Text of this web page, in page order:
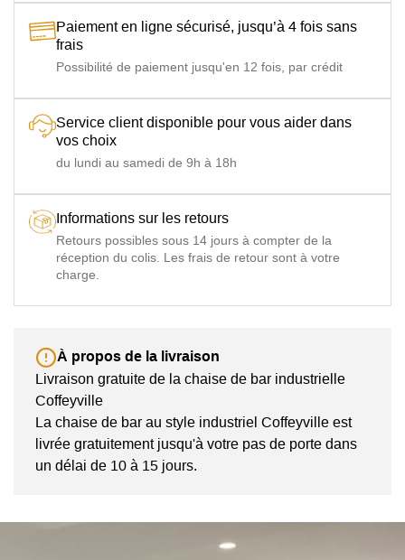
Paiement en ligne sécurisé, jusqu’à 4 fois sans
frais
Possibilité de paiement jusqu'en 12 fois, par crédit
Service client disponible pour vous aider dans
vos choix
du lundi au samedi de 9h à 18h
Informations sur les retours
Retours possibles sous 14 jours à compter de la
réception du colis. Les frais de retour sont à votre
charge.
À propos de la livraison
Livraison gratuite de la chaise de bar industrielle
Coffeyville
La chaise de bar au style industriel Coffeyville est
livrée gratuitement jusqu'à votre pas de porte dans
un délai de 10 à 15 jours.